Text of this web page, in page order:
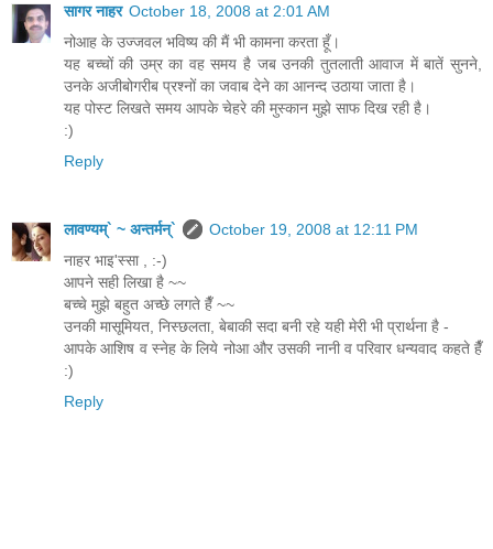
सागर नाहर October 18, 2008 at 2:01 AM
नोआह के उज्जवल भविष्य की मैं भी कामना करता हूँ।
यह बच्चों की उम्र का वह समय है जब उनकी तुतलाती आवाज में बातें सुनने,
उनके अजीबोगरीब प्रश्नों का जवाब देने का आनन्द उठाया जाता है।
यह पोस्ट लिखते समय आपके चेहरे की मुस्कान मुझे साफ दिख रही है।
:)
Reply
लावण्यम्` ~ अन्तर्मन्`
October 19, 2008 at 12:11 PM
नाहर भाइ'स्सा , :-)
आपने सही लिखा है ~~
बच्चे मुझे बहुत अच्छे लगते हैँ ~~
उनकी मासूमियत, निस्छलता, बेबाकी सदा बनी रहे यही मेरी भी प्रार्थना है -
आपके आशिष व स्नेह के लिये नोआ और उसकी नानी व परिवार धन्यवाद कहते हैँ
:)
Reply